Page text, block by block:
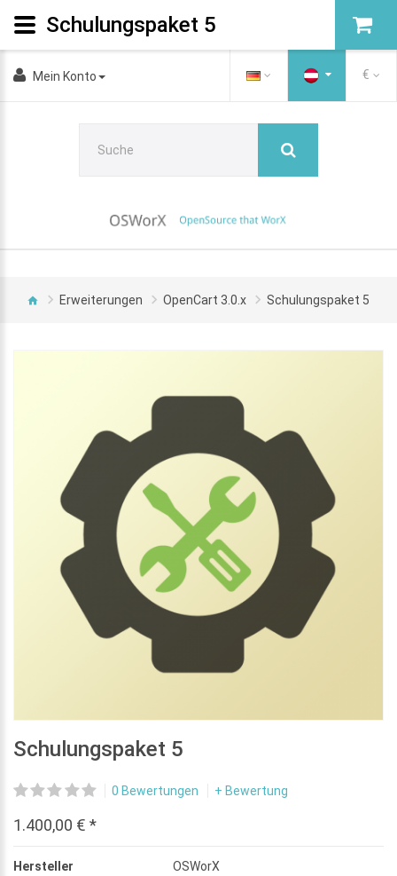
Mein Konto €
Erweiterungen OpenCart 3.0.x Schulungspaket 5
Schulungspaket 5
0 Bewertungen + Bewertung
1.400,00 € *
Hersteller
OSWorX
Schulungspaket 5